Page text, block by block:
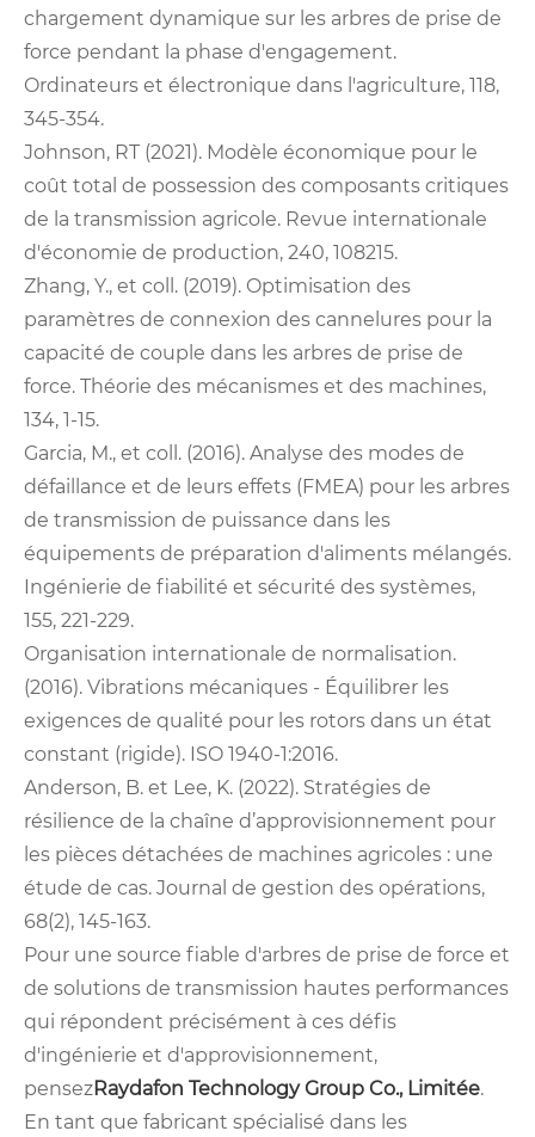
chargement dynamique sur les arbres de prise de
force pendant la phase d'engagement.
Ordinateurs et électronique dans l'agriculture, 118,
345-354.
Johnson, RT (2021). Modèle économique pour le
coût total de possession des composants critiques
de la transmission agricole. Revue internationale
d'économie de production, 240, 108215.
Zhang, Y., et coll. (2019). Optimisation des
paramètres de connexion des cannelures pour la
capacité de couple dans les arbres de prise de
force. Théorie des mécanismes et des machines,
134, 1-15.
Garcia, M., et coll. (2016). Analyse des modes de
défaillance et de leurs effets (FMEA) pour les arbres
de transmission de puissance dans les
équipements de préparation d'aliments mélangés.
Ingénierie de fiabilité et sécurité des systèmes,
155, 221-229.
Organisation internationale de normalisation.
(2016). Vibrations mécaniques - Équilibrer les
exigences de qualité pour les rotors dans un état
constant (rigide). ISO 1940-1:2016.
Anderson, B. et Lee, K. (2022). Stratégies de
résilience de la chaîne d’approvisionnement pour
les pièces détachées de machines agricoles : une
étude de cas. Journal de gestion des opérations,
68(2), 145-163.
Pour une source fiable d'arbres de prise de force et
de solutions de transmission hautes performances
qui répondent précisément à ces défis
d'ingénierie et d'approvisionnement,
pensezRaydafon Technology Group Co., Limitée.
En tant que fabricant spécialisé dans les